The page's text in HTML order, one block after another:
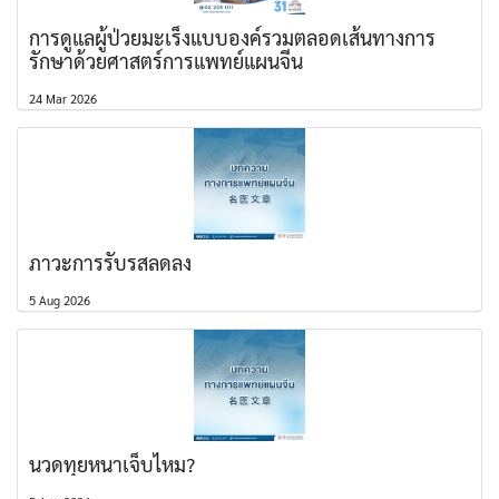
การดูแลผู้ป่วยมะเร็งแบบองค์รวมตลอดเส้นทางการ
รักษาด้วยศาสตร์การแพทย์แผนจีน
24 Mar 2026
ภาวะการรับรสลดลง
5 Aug 2026
นวดทุยหนาเจ็บไหม?